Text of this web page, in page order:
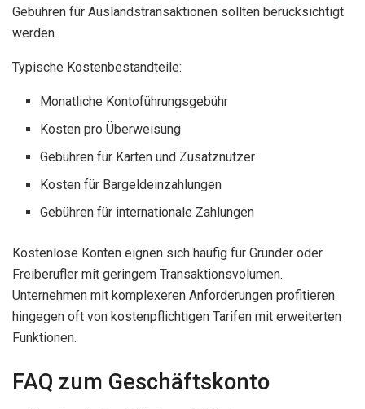
Gebühren für Auslandstransaktionen sollten berücksichtigt
werden.
Typische Kostenbestandteile:
Monatliche Kontoführungsgebühr
Kosten pro Überweisung
Gebühren für Karten und Zusatznutzer
Kosten für Bargeldeinzahlungen
Gebühren für internationale Zahlungen
Kostenlose Konten eignen sich häufig für Gründer oder
Freiberufler mit geringem Transaktionsvolumen.
Unternehmen mit komplexeren Anforderungen profitieren
hingegen oft von kostenpflichtigen Tarifen mit erweiterten
Funktionen.
FAQ zum Geschäftskonto